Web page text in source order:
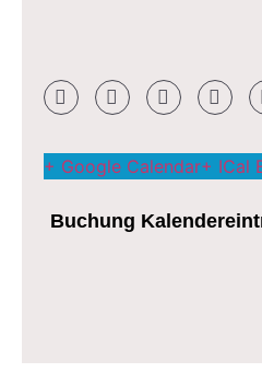
+ Google Calendar+ ICal
Buchung